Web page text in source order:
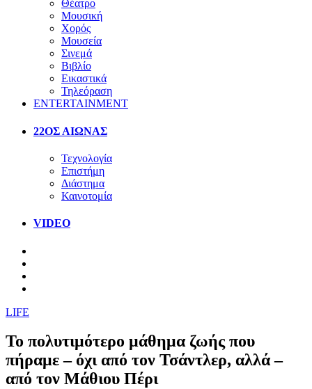
Θέατρο
Μουσική
Χορός
Μουσεία
Σινεμά
Βιβλίο
Εικαστικά
Τηλεόραση
ENTERTAINMENT
22ΟΣ ΑΙΩΝΑΣ
Τεχνολογία
Επιστήμη
Διάστημα
Καινοτομία
VIDEO
LIFE
Το πολυτιμότερο μάθημα ζωής που
πήραμε – όχι από τον Τσάντλερ, αλλά –
από τον Μάθιου Πέρι